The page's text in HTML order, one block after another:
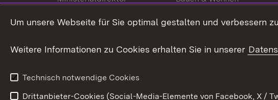
Organisation und Aufgaben Städtebau
Um unsere Webseite für Sie optimal gestalten und verbessern
Weitere Informationen zu Cookies erhalten Sie in unserer
Technisch notwendige Cookies
Drittanbieter-Cookies (Social-Media-Elemente von Facebook, X /